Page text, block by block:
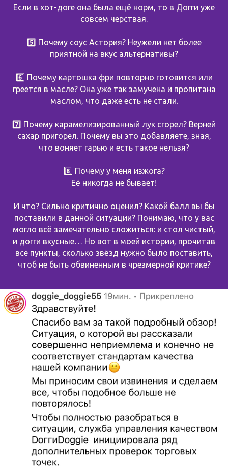
Если в хот-доге она была ещё норм, то в Догги уже
совсем черствая.
5️⃣ Почему соус Астория? Неужели нет более
приятной на вкус альтернативы?
6️⃣ Почему картошка фри повторно готовится или
греется в масле? Она уже так замучена и пропитана
маслом, что даже есть не стали.
7️⃣ Почему карамелизированный лук сгорел? Верней
сахар пригорел. Почему вы это добавляете, зная,
что воняет гарью и есть такое нельзя?
8️⃣ Почему у меня изжога?
Её никогда не бывает!
И что? Сильно критично оценил? Какой балл вы бы
поставили в данной ситуации? Понимаю, что у вас
могло всё замечательно сложиться: и стол чистый,
и догги вкусные… Но вот в моей истории, прочитав
все пункты, сколько звёзд нужно было поставить,
чтоб не быть обвиненным в чрезмерной критике?